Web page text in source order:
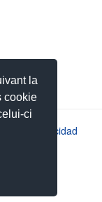
la
cookie
ci
de privacidad